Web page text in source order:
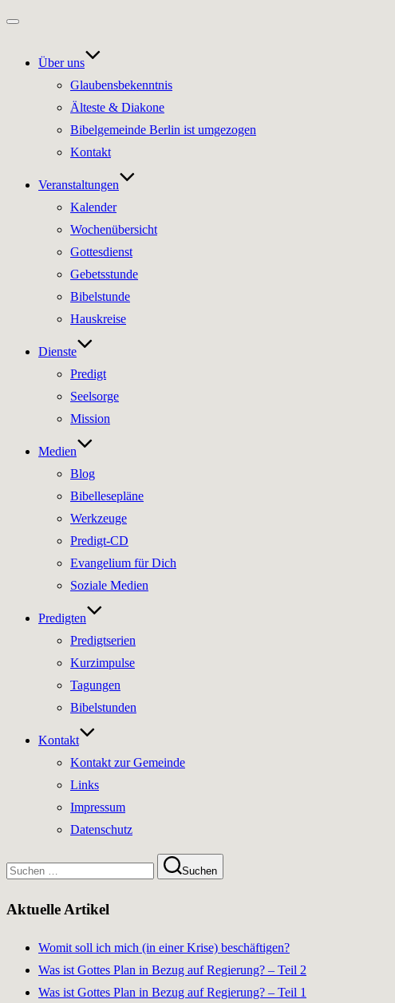
Navigation
Über uns
Glaubensbekenntnis
Älteste & Diakone
Bibelgemeinde Berlin ist umgezogen
Kontakt
Veranstaltungen
Kalender
Wochenübersicht
Gottesdienst
Gebetsstunde
Bibelstunde
Hauskreise
Dienste
Predigt
Seelsorge
Mission
Medien
Blog
Bibellesepläne
Werkzeuge
Predigt-CD
Evangelium für Dich
Soziale Medien
Predigten
Predigtserien
Kurzimpulse
Tagungen
Bibelstunden
Kontakt
Kontakt zur Gemeinde
Links
Impressum
Datenschutz
Suchen
Suchen
Aktuelle Artikel
Womit soll ich mich (in einer Krise) beschäftigen?
Was ist Gottes Plan in Bezug auf Regierung? – Teil 2
Was ist Gottes Plan in Bezug auf Regierung? – Teil 1